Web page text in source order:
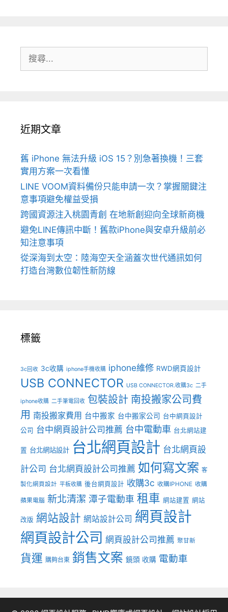
尋:
近期文章
舊 iPhone 無法升級 iOS 15？別急著換機！三套
實用方案一次看懂
LINE VOOM資料備份只能申請一次？掌握關鍵注
意事項避免權益受損
跨國資源注入桃園青創 在地新創迎向全球新商機
避免LINE傳訊中斷！舊款iPhone與安卓升級前必
知注意事項
從深海到太空：陸海空天全涵蓋次世代通訊如何
打造台灣數位韌性新防線
標籤
3c回收 3c收購 iphone手機收購 iphone維修 RWD網頁設計
USB CONNECTOR USB CONNECTOR.收購3c 二手
iphone收購 二手筆電回收 包裝設計 南投搬家公司費
用 南投搬家費用 台中搬家 台中搬家公司 台中網頁設計
公司 台中網頁設計公司推薦 台中電動車 台北網站建
置 台北網站設計 台北網頁設計 台北網頁設
計公司 台北網頁設計公司推薦 如何寫文案 客
製化網頁設計 平板收購 後台網頁設計 收購3c 收購IPHONE 收購
蘋果電腦 新北清潔 潭子電動車 租車 網站建置 網站
改版 網站設計 網站設計公司 網頁設計
網頁設計公司 網頁設計公司推薦 聚甘新
貨運 購夠台東 銷售文案 鏡頭 收購 電動車